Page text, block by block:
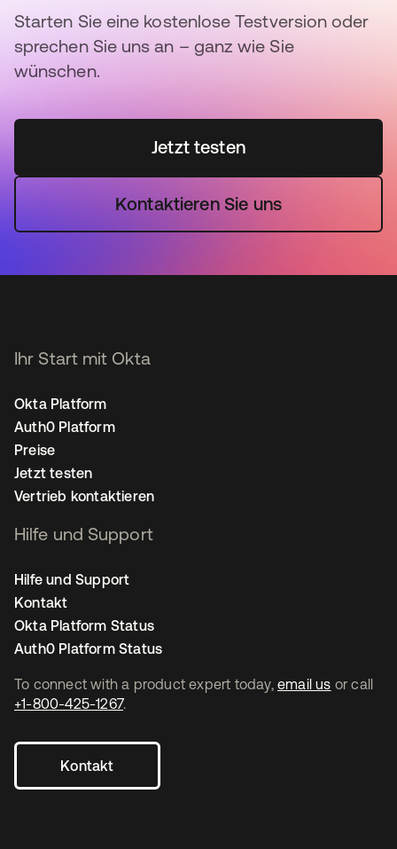
Starten Sie eine kostenlose Testversion oder
sprechen Sie uns an – ganz wie Sie
wünschen.
Jetzt testen
Kontaktieren Sie uns
To connect with a product expert today, email us or call
+1-800-425-1267.
Kontakt
Ihr Start mit Okta
Okta Platform
Auth0 Platform
Preise
Jetzt testen
Vertrieb kontaktieren
Hilfe und Support
Hilfe und Support
Kontakt
Okta Platform Status
Auth0 Platform Status